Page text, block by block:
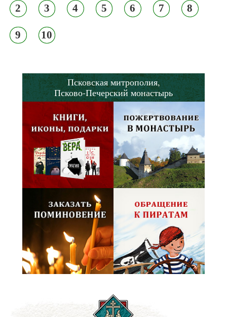
2 3 4 5 6 7 8
9 10
Псковская митрополия,
Псково-Печерский монастырь